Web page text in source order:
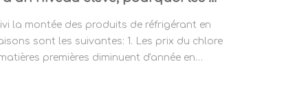
la montée des produits de réfrigérant en
sont les suivantes: 1. Les prix du chlore
premières diminuent d'année en